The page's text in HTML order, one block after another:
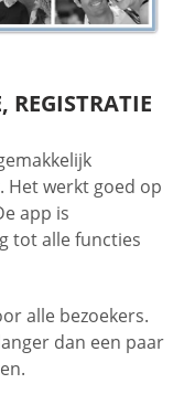
REGISTRATIE
Het werkt goed op
app is
tot alle functies
alle bezoekers.
dan een paar